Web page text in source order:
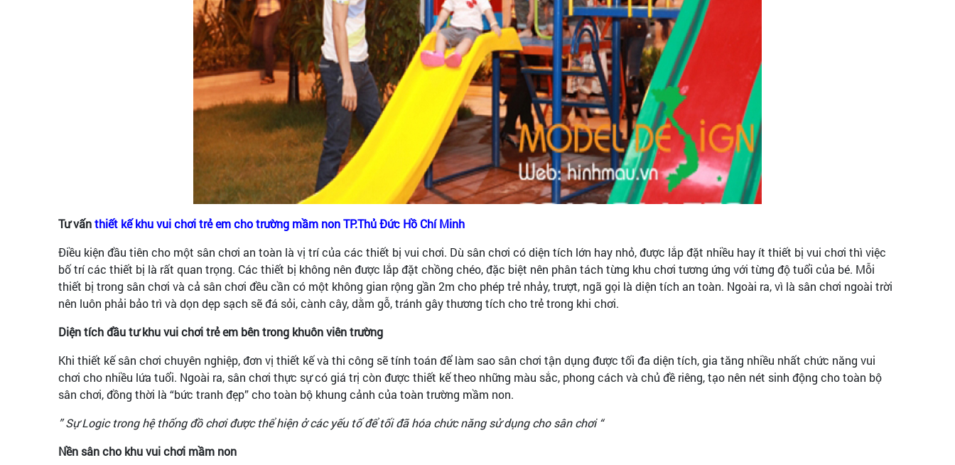
Tư vấnthiết kế khu vui chơi trẻ em cho trường mầm non TP.Thủ Đức Hồ Chí Minh
Điều kiện đầu tiên cho một sân chơi an toàn là vị trí của các thiết bị vui chơi. Dù sân chơi có diện tích lớn hay nhỏ, được lắp đặt nhiều hay ít thiết bị vui chơi thì việc
bố trí các thiết bị là rất quan trọng. Các thiết bị không nên được lắp đặt chồng chéo, đặc biệt nên phân tách từng khu chơi tương ứng với từng độ tuổi của bé. Mỗi
thiết bị trong sân chơi và cả sân chơi đều cần có một không gian rộng gần 2m cho phép trẻ nhảy, trượt, ngã gọi là diện tích an toàn. Ngoài ra, vì là sân chơi ngoài trời
nên luôn phải bảo trì và dọn dẹp sạch sẽ đá sỏi, cành cây, dằm gỗ, tránh gây thương tích cho trẻ trong khi chơi.
Diện tích đầu tư khu vui chơi trẻ em bên trong khuôn viên trường
Khi thiết kế sân chơi chuyên nghiệp, đơn vị thiết kế và thi công sẽ tính toán để làm sao sân chơi tận dụng được tối đa diện tích, gia tăng nhiều nhất chức năng vui
chơi cho nhiều lứa tuổi. Ngoài ra, sân chơi thực sự có giá trị còn được thiết kế theo những màu sắc, phong cách và chủ đề riêng, tạo nên nét sinh động cho toàn bộ
sân chơi, đồng thời là “bức tranh đẹp” cho toàn bộ khung cảnh của toàn trường mầm non.
” Sự Logic trong hệ thống đồ chơi được thể hiện ở các yếu tố để tối đã hóa chức năng sử dụng cho sân chơi “
Nền sân cho khu vui chơi mầm non